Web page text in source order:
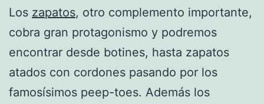
Los zapatos, otro complemento importante,
cobra gran protagonismo y podremos
encontrar desde botines, hasta zapatos
atados con cordones pasando por los
famosísimos peep-toes. Además los